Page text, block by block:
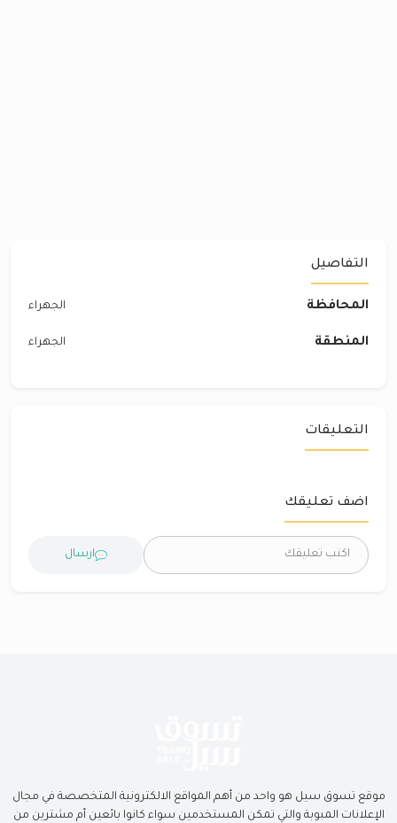
التفاصيل
المحافظة الجهراء
المنطقة الجهراء
التعليقات
اضف تعليقك
ارسال
موقع تسوق سيل هو واحد من أهم المواقع الالكترونية المتخصصة في مجال
الإعلانات المبوبة والتي تمكن المستخدمين سواء كانوا بائعين أم مشترين من